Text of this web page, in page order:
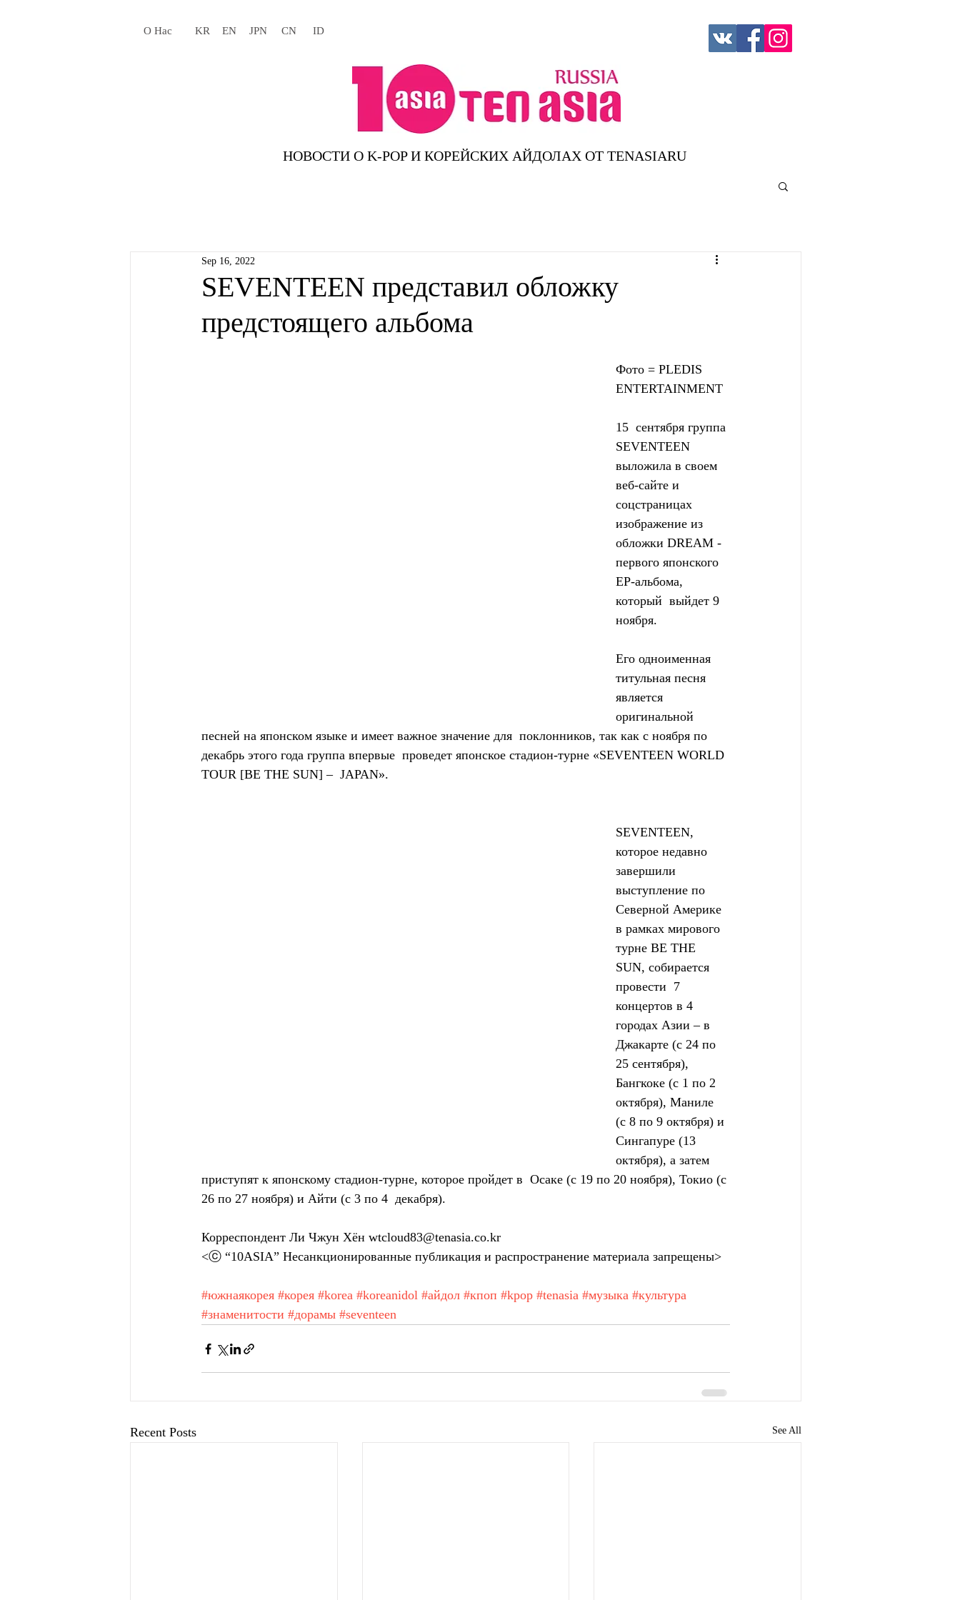
О Нас KR EN JPN CN ID
НОВОСТИ О K-POP И КОРЕЙСКИХ АЙДОЛАХ ОТ TENASIARU
SEVENTEEN представил обложку
предстоящего альбома
Sep 16, 2022
Фото = PLEDIS
ENTERTAINMENT
15  сентября группа
SEVENTEEN
выложила в своем
веб-сайте и
соцстраницах
изображение из
обложки DREAM -
первого японского
EP-альбома,
который  выйдет 9
ноября.
Его одноименная
титульная песня
является
оригинальной
песней на японском языке и имеет важное значение для  поклонников, так как с ноября по
декабрь этого года группа впервые  проведет японское стадион-турне «SEVENTEEN WORLD
TOUR [BE THE SUN] –  JAPAN».
SEVENTEEN,
которое недавно
завершили
выступление по
Северной Америке
в рамках мирового
турне BE THE
SUN, собирается
провести  7
концертов в 4
городах Азии – в
Джакарте (с 24 по
25 сентября),
Бангкоке (с 1 по 2
октября), Маниле
(с 8 по 9 октября) и
Сингапуре (13
октября), а затем
приступят к японскому стадион-турне, которое пройдет в  Осаке (с 19 по 20 ноября), Токио (с
26 по 27 ноября) и Айти (с 3 по 4  декабря).
Корреспондент Ли Чжун Хён wtcloud83@tenasia.co.kr
<ⓒ “10ASIA” Несанкционированные публикация и распространение материала запрещены>
#южнаякорея #корея #korea #koreanidol #айдол #кпоп #kpop #tenasia #музыка #культура
#знаменитости #дорамы #seventeen
Recent Posts See All